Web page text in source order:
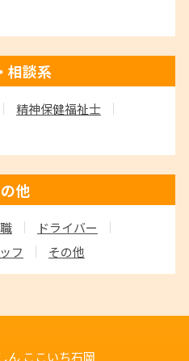
相談系
精神保健福祉士
他
ドライバー
フ その他
ん ここいち石岡